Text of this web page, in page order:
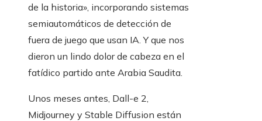
de la historia», incorporando sistemas
semiautomáticos de detección de
fuera de juego que usan IA. Y que nos
dieron un lindo dolor de cabeza en el
fatídico partido ante Arabia Saudita.
Unos meses antes, Dall-e 2,
Midjourney y Stable Diffusion están